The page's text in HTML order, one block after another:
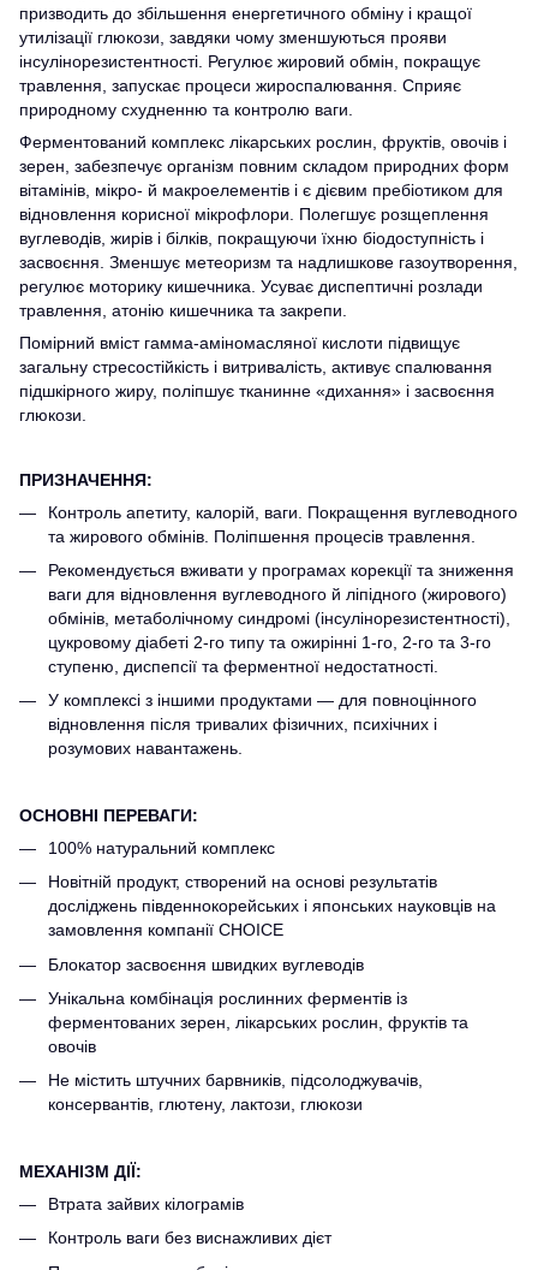
призводить до збільшення енергетичного обміну і кращої
утилізації глюкози, завдяки чому зменшуються прояви
інсулінорезистентності. Регулює жировий обмін, покращує
травлення, запускає процеси жироспалювання. Сприяє
природному схудненню та контролю ваги.
Ферментований комплекс лікарських рослин, фруктів, овочів і
зерен, забезпечує організм повним складом природних форм
вітамінів, мікро- й макроелементів і є дієвим пребіотиком для
відновлення корисної мікрофлори. Полегшує розщеплення
вуглеводів, жирів і білків, покращуючи їхню біодоступність і
засвоєння. Зменшує метеоризм та надлишкове газоутворення,
регулює моторику кишечника. Усуває диспептичні розлади
травлення, атонію кишечника та закрепи.
Помірний вміст гамма-аміномасляної кислоти підвищує
загальну стресостійкість і витривалість, активує спалювання
підшкірного жиру, поліпшує тканинне «дихання» і засвоєння
глюкози.
ПРИЗНАЧЕННЯ:
Контроль апетиту, калорій, ваги. Покращення вуглеводного
та жирового обмінів. Поліпшення процесів травлення.
Рекомендується вживати у програмах корекції та зниження
ваги для відновлення вуглеводного й ліпідного (жирового)
обмінів, метаболічному синдромі (інсулінорезистентності),
цукровому діабеті 2-го типу та ожирінні 1-го, 2-го та 3-го
ступеню, диспепсії та ферментної недостатності.
У комплексі з іншими продуктами — для повноцінного
відновлення після тривалих фізичних, психічних і
розумових навантажень.
ОСНОВНІ ПЕРЕВАГИ:
100% натуральний комплекс
Новітній продукт, створений на основі результатів
досліджень південнокорейських і японських науковців на
замовлення компанії CHOICE
Блокатор засвоєння швидких вуглеводів
Унікальна комбінація рослинних ферментів із
ферментованих зерен, лікарських рослин, фруктів та
овочів
Не містить штучних барвників, підсолоджувачів,
консервантів, глютену, лактози, глюкози
МЕХАНІЗМ ДІЇ:
Втрата зайвих кілограмів
Контроль ваги без виснажливих дієт